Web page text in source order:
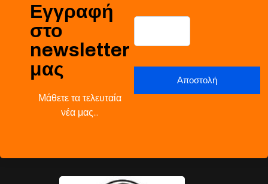
Εγγραφή
στο
newsletter
μας
Μάθετε τα τελευταία
νέα μας…